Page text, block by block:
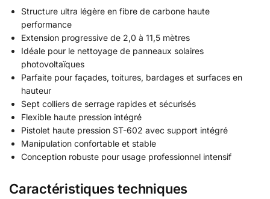
Structure ultra légère en fibre de carbone haute
performance
Extension progressive de 2,0 à 11,5 mètres
Idéale pour le nettoyage de panneaux solaires
photovoltaïques
Parfaite pour façades, toitures, bardages et surfaces en
hauteur
Sept colliers de serrage rapides et sécurisés
Flexible haute pression intégré
Pistolet haute pression ST-602 avec support intégré
Manipulation confortable et stable
Conception robuste pour usage professionnel intensif
Caractéristiques techniques